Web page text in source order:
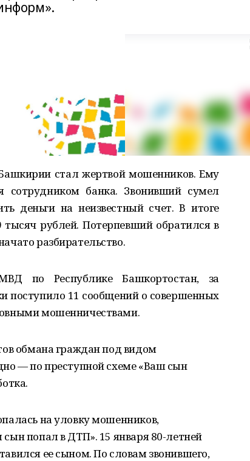
стал жертвой мошенников. Ему
сотрудником банка. Звонивший сумел
деньги на неизвестный счет. В итоге
рублей. Потерпевший обратился в
разбирательство.
по Республике Башкортостан, за
поступило 11 сообщений о совершенных
мошенничествами.
обмана граждан под видом
— по преступной схеме «Ваш сын
на уловку мошенников,
попал в ДТП». 15 января 80-летней
ее сыном. По словам звонившего,